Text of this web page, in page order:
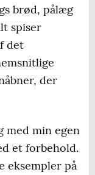
brød, pålæg
spiser
det
der
med min egen
et forbehold.
eksempler på